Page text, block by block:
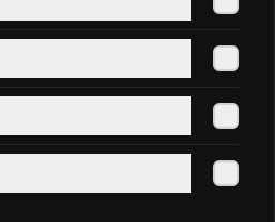
Envuelto en pollo, frito en panco.
EBI MAGURO ACEVICHON